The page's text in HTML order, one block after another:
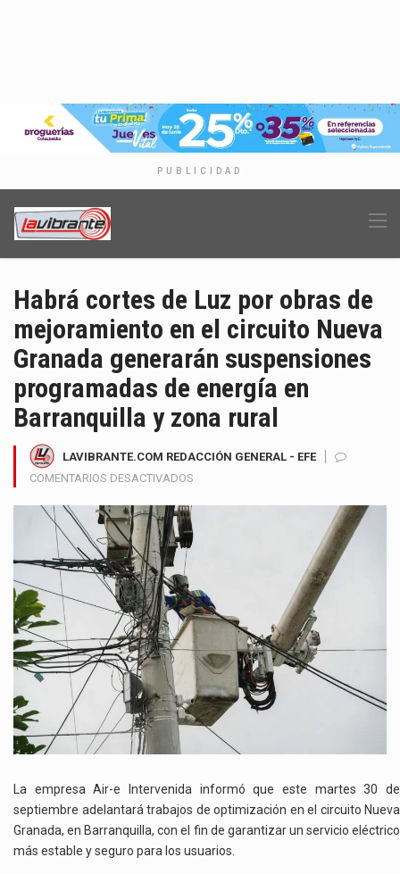
PUBLICIDAD
Habrá cortes de Luz por obras de
mejoramiento en el circuito Nueva
Granada generarán suspensiones
programadas de energía en
Barranquilla y zona rural
LAVIBRANTE.COM REDACCIÓN GENERAL - EFE
COMENTARIOS DESACTIVADOS
DE
OBRAS
DE
MEJORAMIENTO
EN
EL
CIRCUITO
NUEVA
GRANADA
GENERARÁN
SUSPENSIONES
DE
ENERGÍA
EN
BARRANQUILLA
La empresa Air-e Intervenida informó que este martes 30 de
septiembre adelantará trabajos de optimización en el circuito Nueva
Granada, en Barranquilla, con el fin de garantizar un servicio eléctrico
más estable y seguro para los usuarios.